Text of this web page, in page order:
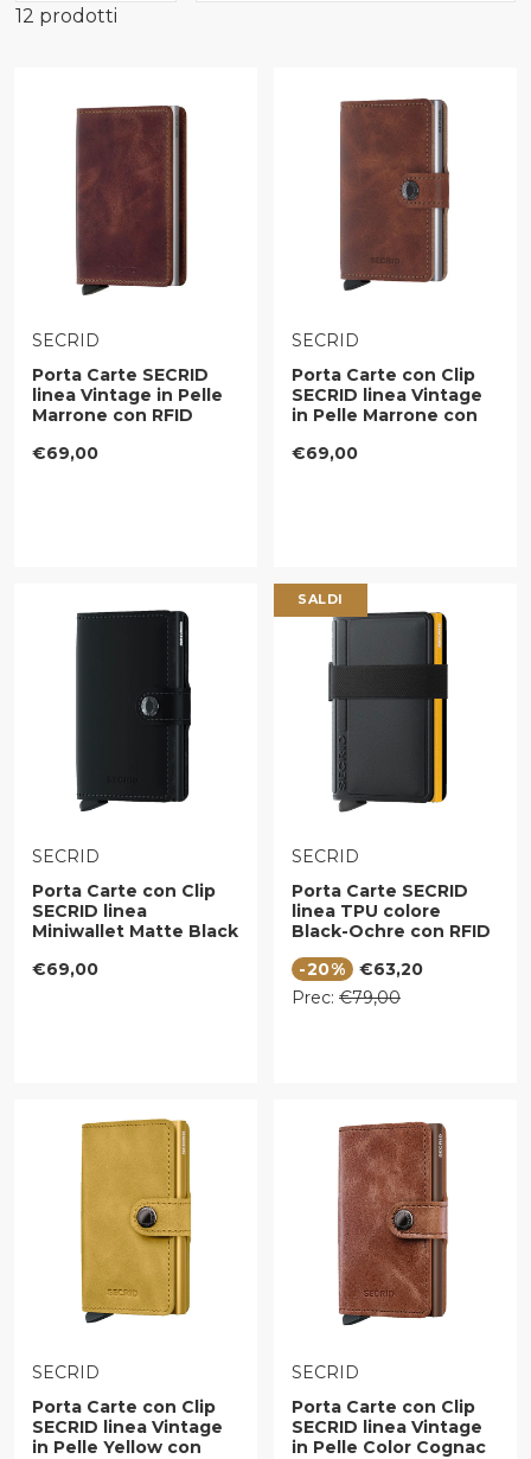
12 prodotti
VENDITORE:
SECRID
Porta Carte SECRID
linea Vintage in Pelle
Marrone con RFID
Prezzo regolare
€69,00
VENDITORE:
SECRID
Porta Carte con Clip
SECRID linea Vintage
in Pelle Marrone con
Prezzo regolare
€69,00
VENDITORE:
SECRID
Porta Carte con Clip
SECRID linea
Miniwallet Matte Black
Prezzo regolare
€69,00
SALDI
VENDITORE:
SECRID
Porta Carte SECRID
linea TPU colore
Black-Ochre con RFID
-20%
Prezzo di vendita
€63,20
Prezzo regolare
Prec: €79,00
VENDITORE:
SECRID
Porta Carte con Clip
SECRID linea Vintage
in Pelle Yellow con
VENDITORE:
SECRID
Porta Carte con Clip
SECRID linea Vintage
in Pelle Color Cognac